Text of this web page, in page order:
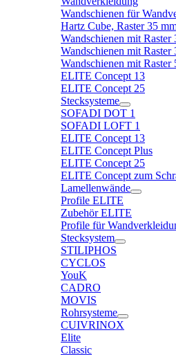
Wandschienen für
Hartz Cube, Raster 35
Wandschienen mit Raster
Wandschienen mit Raster
Wandschienen mit Raster
ELITE Concept 13
ELITE Concept 25
Stecksysteme
SOFADI DOT 1
SOFADI LOFT 1
ELITE Concept 13
ELITE Concept Plus
ELITE Concept 25
ELITE Concept zum
Lamellenwände
Profile ELITE
Zubehör ELITE
Profile für
Stecksystem
STILIPHOS
CYCLOS
YouK
CADRO
MOVIS
Rohrsysteme
CUIVRINOX
Elite
Classic